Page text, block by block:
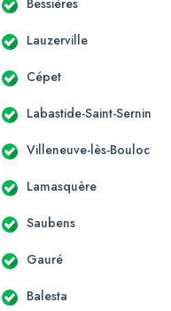
Lauzerville
Cépet
Labastide-Saint-Sernin
Villeneuve-lès-Bouloc
Lamasquère
Saubens
Gauré
Balesta